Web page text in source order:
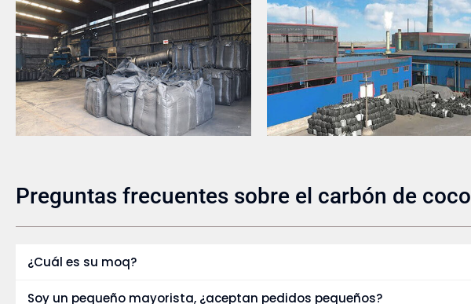
Preguntas frecuentes sobre el carbón de coco
¿Cuál es su moq?
Soy un pequeño mayorista, ¿aceptan pedidos pequeños?